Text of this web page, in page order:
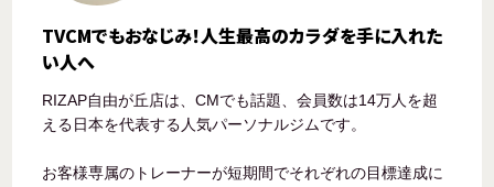
TVCMでもおなじみ！人生最高のカラダを手に入れた
い人へ
RIZAP自由が丘店は、CMでも話題、会員数は14万人を超
える日本を代表する人気パーソナルジムです。
お客様専属のトレーナーが短期間でそれぞれの目標達成に